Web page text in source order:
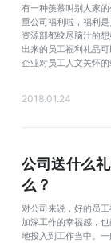
有一种羡慕叫别人家
重公司福利啦，福利
资源部都绞尽脑汁的
出来的员工福利礼品
企业对员工人文关怀
2018.01.24
公司送什么
么？
对公司来说，好的员
加深工作的幸福感，
地投入到工作当中。